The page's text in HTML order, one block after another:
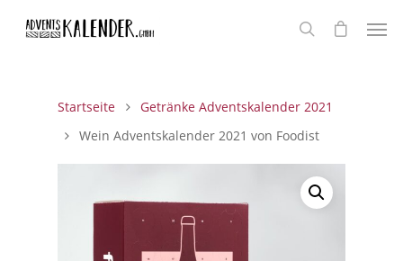
Startseite
Getränke Adventskalender 2021
Wein Adventskalender 2021 von Foodist